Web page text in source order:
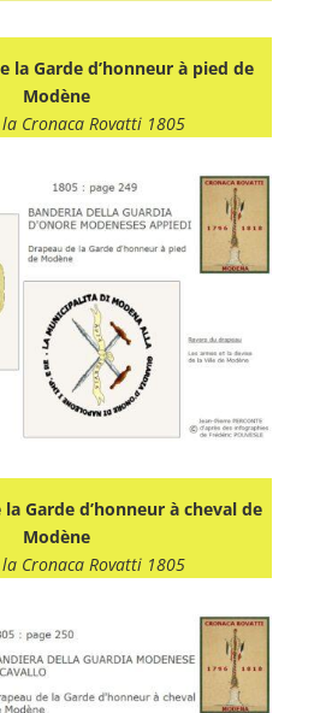
la Garde d’honneur à pied de
Modène
la Cronaca Rovatti 1805
la Garde d’honneur à cheval de
Modène
la Cronaca Rovatti 1805